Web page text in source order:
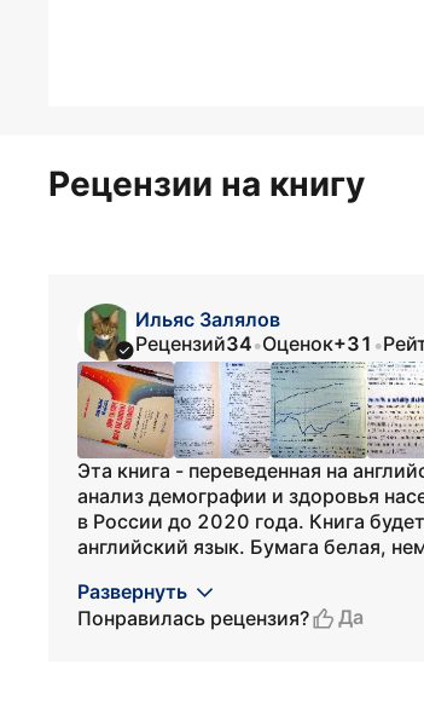
Рецензии на книгу
Ильяс Залялов
Рецензий34•Оценок+31 •
Эта книга - переведенная на
анализ демографии и здоровья
в России до 2020 года. Книга
английский язык. Бумага белая,
Развернуть
Понравилась рецензия?
Да